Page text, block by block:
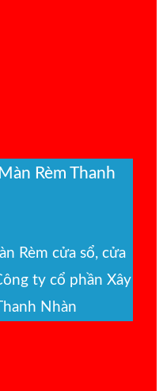
Rèm Thanh
Rèm cửa sổ, cửa
ty cổ phần Xây
Nhàn